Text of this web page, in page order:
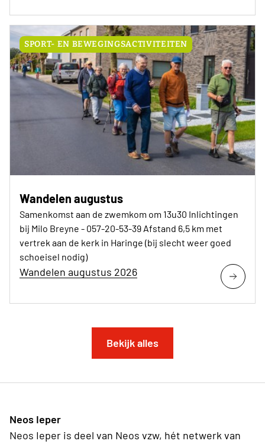
SPORT- EN BEWEGINGSACTIVITEITEN
Wandelen augustus
Samenkomst aan de zwemkom om 13u30 Inlichtingen
bij Milo Breyne - 057-20-53-39 Afstand 6,5 km met
vertrek aan de kerk in Haringe (bij slecht weer goed
schoeisel nodig)
Wandelen augustus 2026
Bekijk alles
Neos Ieper
Neos Ieper is deel van Neos vzw, hét netwerk van